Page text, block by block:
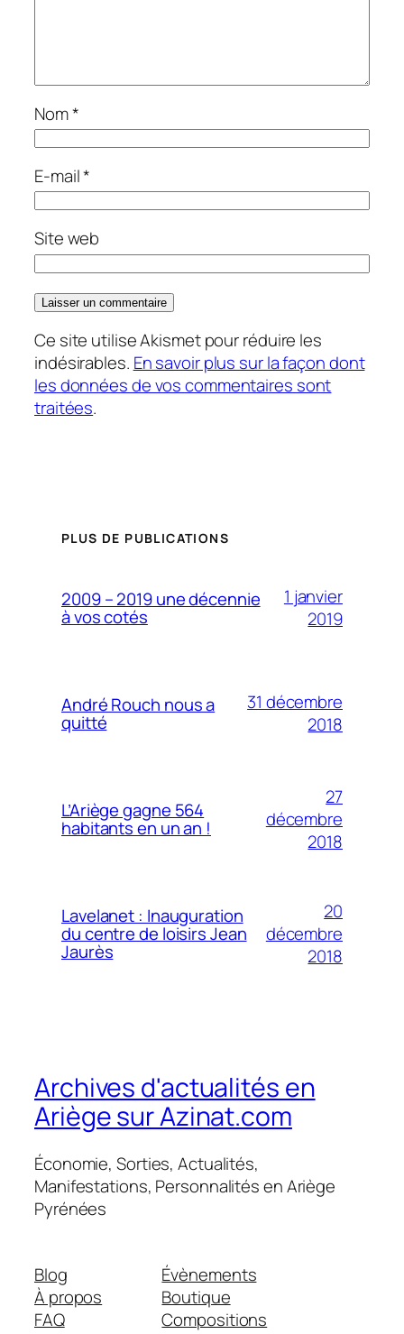
Nom*
E-mail*
Site web
Ce site utilise Akismet pour réduire les
indésirables. En savoir plus sur la façon dont
les données de vos commentaires sont
traitées.
PLUS DE PUBLICATIONS
2009 – 2019 une décennie
à vos cotés
1 janvier
2019
André Rouch nous a
quitté
31 décembre
2018
L’Ariège gagne 564
habitants en un an !
27
décembre
2018
Lavelanet : Inauguration
du centre de loisirs Jean
Jaurès
20
décembre
2018
Archives d'actualités en
Ariège sur Azinat.com
Économie, Sorties, Actualités,
Manifestations, Personnalités en Ariège
Pyrénées
Blog
À propos
FAQ
Évènements
Boutique
Compositions